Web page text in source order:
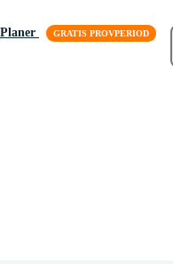
Planer